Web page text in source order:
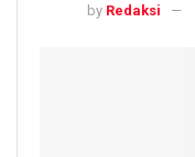
by Redaksi